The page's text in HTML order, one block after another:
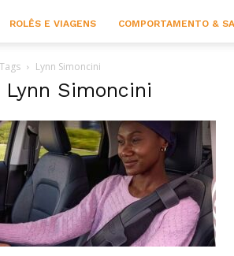
ROLÊS E VIAGENS COMPORTAMENTO &
Tags Lynn Simoncini
Lynn Simoncini